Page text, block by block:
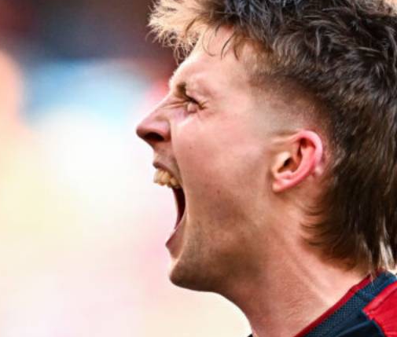
L’ex rossoblù Carparelli riparte dal
Cisano: nuova sfida a 50 anni
6 Agosto 2026
Genoa in lutto: è scomparso l’ex
allenatore Pippo Marchioro